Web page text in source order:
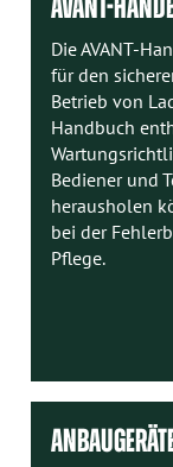
AVANT-
Die AVANT-
für den
Betrieb von
Handbuch
Bediener und
herausholen
bei der
Pflege.